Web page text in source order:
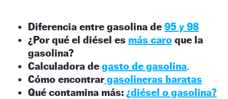
Diferencia entre gasolina de 95 y 98
¿Por qué el diésel es más caro que la
gasolina?
Calculadora de gasto de gasolina.
Cómo encontrargasolineras baratas
Qué contamina más: ¿diésel o gasolina?